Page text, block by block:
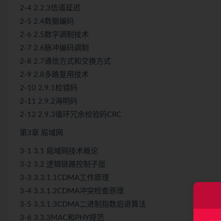
2-4 2.2.3信道延迟
2-5 2.4数据编码
2-6 2.5数字调制技术
2-7 2.6脉冲编码调制
2-8 2.7通信方式和交换方式
2-9 2.8多路复用技术
2-10 2.9.1检错码
2-11 2.9.2海明码
2-12 2.9.3循环冗余校验码CRC
第3章 局域网
3-1 3.1 局域网技术概论
3-2 3.2 逻辑链路控制子层
3-3 3.3.1.1CDMA工作原理
3-4 3.3.1.2CDMA冲突检查原理
3-5 3.3.1.3CDMA二进制指数后退算法
3-6 3.3.3MAC和PHY规范